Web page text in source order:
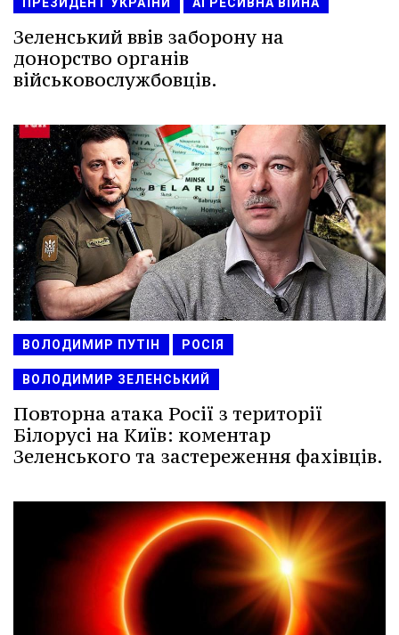
ПРЕЗИДЕНТ УКРАЇНИ АГРЕСИВНА ВІЙНА
Зеленський ввів заборону на
донорство органів
військовослужбовців.
ВОЛОДИМИР ПУТІН РОСІЯ
ВОЛОДИМИР ЗЕЛЕНСЬКИЙ
Повторна атака Росії з території
Білорусі на Київ: коментар
Зеленського та застереження фахівців.